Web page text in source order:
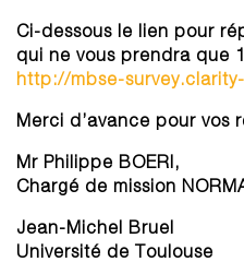
Ci-dessous le lien pour
qui ne vous prendra que
http://mbse-
Merci d’avance pour vos
Mr Philippe BOERI,
Chargé de mission
Jean-Michel Bruel
Université de Toulouse